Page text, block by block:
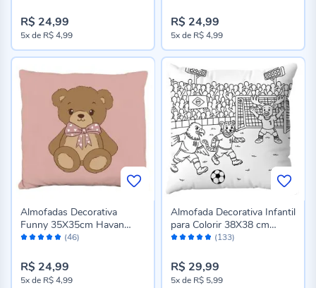
R$ 24,99
5xde R$ 4,99
R$ 24,99
5xde R$ 4,99
Avaliação: (46)
Almofadas Decorativa
Funny 35X35cm Havan
Baby - Urso Rosa
R$ 24,99
5xde R$ 4,99
Avaliação: (133)
Almofada Decorativa Infantil
para Colorir 38X38 cm
Havan Casa - Copa 2026
R$ 29,99
5xde R$ 5,99